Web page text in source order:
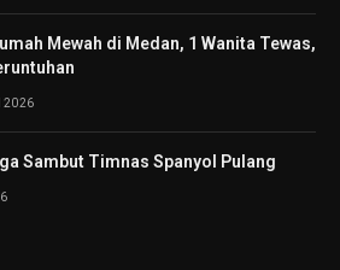
Mewah di Medan, 1 Wanita Tewas,
2026
Sambut Timnas Spanyol Pulang